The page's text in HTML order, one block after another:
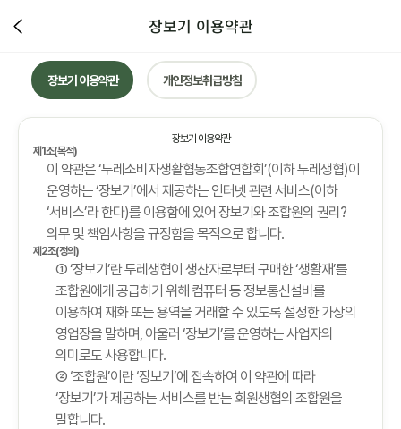
장보기 이용약관
장보기 이용약관 개인정보취급방침
장보기 이용약관
제1조(목적)
이 약관은 ‘두레소비자생활협동조합연합회’(이하 두레생협)이
운영하는 ‘장보기’에서 제공하는 인터넷 관련 서비스(이하
‘서비스’라 한다)를 이용함에 있어 장보기와 조합원의 권리?
의무 및 책임사항을 규정함을 목적으로 합니다.
제2조(정의)
① ‘장보기’란 두레생협이 생산자로부터 구매한 ‘생활재’를
조합원에게 공급하기 위해 컴퓨터 등 정보통신설비를
이용하여 재화 또는 용역을 거래할 수 있도록 설정한 가상의
영업장을 말하며, 아울러 ‘장보기’를 운영하는 사업자의
의미로도 사용합니다.
② ‘조합원’이란 ‘장보기’에 접속하여 이 약관에 따라
‘장보기’가 제공하는 서비스를 받는 회원생협의 조합원을
말합니다.